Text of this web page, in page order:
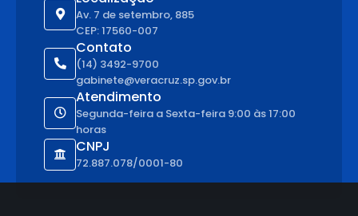
Av. 7 de setembro, 885
CEP: 17560-007
Contato
(14) 3492-9700
gabinete@veracruz.sp.gov.br
Atendimento
Segunda-feira a Sexta-feira 9:00 às 17:00
horas
CNPJ
72.887.078/0001-80